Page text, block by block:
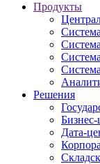
Продукты
Решения
Дата-